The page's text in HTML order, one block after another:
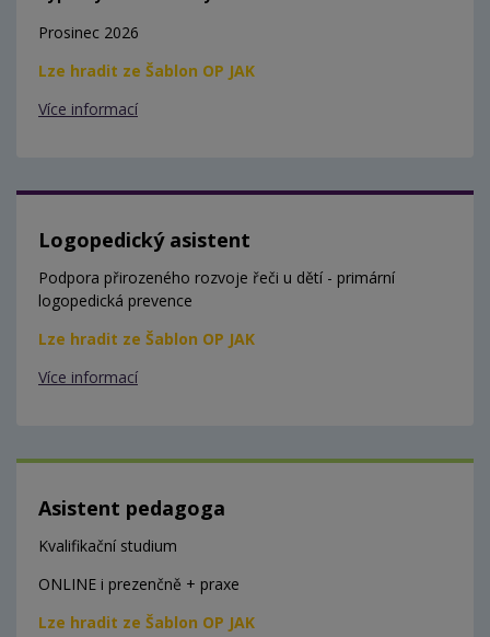
Prosinec 2026
Lze hradit ze Šablon OP JAK
Více informací
Logopedický asistent
Podpora přirozeného rozvoje řeči u dětí - primární
logopedická prevence
Lze hradit ze Šablon OP JAK
Více informací
Asistent pedagoga
Kvalifikační studium
ONLINE i prezenčně + praxe
Lze hradit ze Šablon OP JAK